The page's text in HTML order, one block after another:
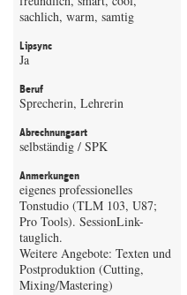
sachlich, warm, samtig
Lipsync
Ja
Beruf
Sprecherin, Lehrerin
Abrechnungsart
selbständig / SPK
Anmerkungen
eigenes professionelles
Tonstudio (TLM 103, U87;
Pro Tools). SessionLink-
tauglich.
Weitere Angebote: Texten und
Postproduktion (Cutting,
Mixing/Mastering)